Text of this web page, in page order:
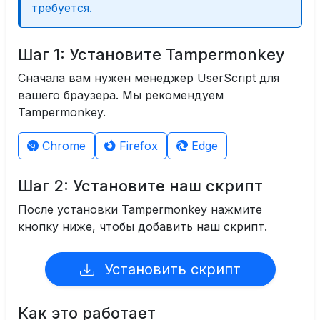
требуется.
Шаг 1: Установите Tampermonkey
Сначала вам нужен менеджер UserScript для
вашего браузера. Мы рекомендуем
Tampermonkey.
Chrome Firefox Edge
Шаг 2: Установите наш скрипт
После установки Tampermonkey нажмите
кнопку ниже, чтобы добавить наш скрипт.
Установить скрипт
Как это работает